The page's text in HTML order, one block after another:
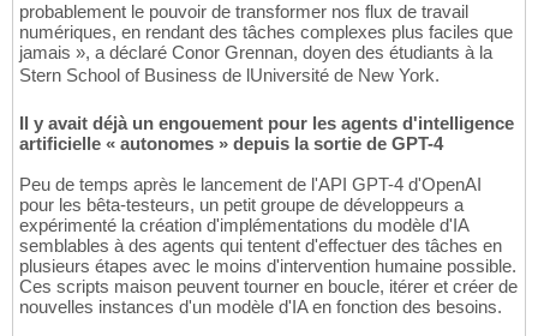
probablement le pouvoir de transformer nos flux de travail
numériques, en rendant des tâches complexes plus faciles que
jamais », a déclaré Conor Grennan, doyen des étudiants à la
Stern School of Business de lUniversité de New York.
Il y avait déjà un engouement pour les agents d'intelligence
artificielle « autonomes » depuis la sortie de GPT-4
Peu de temps après le lancement de l'API GPT-4 d'OpenAI
pour les bêta-testeurs, un petit groupe de développeurs a
expérimenté la création d'implémentations du modèle d'IA
semblables à des agents qui tentent d'effectuer des tâches en
plusieurs étapes avec le moins d'intervention humaine possible.
Ces scripts maison peuvent tourner en boucle, itérer et créer de
nouvelles instances d'un modèle d'IA en fonction des besoins.